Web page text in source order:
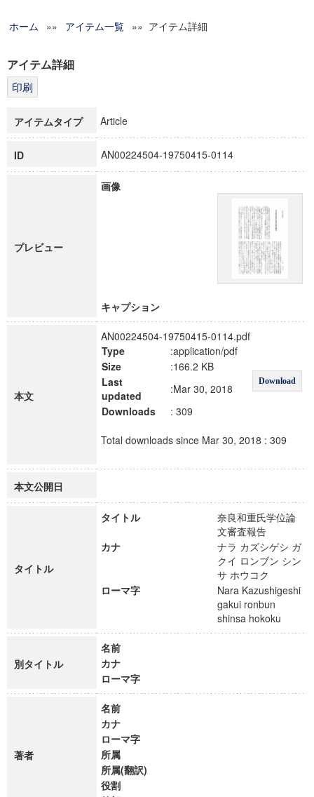
グローバルリサーチインスティテュート
科学研究費補助金研究成果報告書
博士課程教育リーディングプログラム「超成熟社会発展のサ
ホーム »» アイテム一覧 »» アイテム詳細
アイテム詳細
アイテムタイプ Article
ID AN00224504-19750415-0114
プレビュー
画像
キャプション
本文
AN00224504-19750415-0114.pdf
Type
:application/pdf
Download
Size
:166.2 KB
Last
updated
:Mar 30, 2018
Downloads
: 309
Total downloads since Mar 30, 2018 : 309
本文公開日
タイトル
タイトル
奈良和重氏学位論
文審査報告
カナ
ナラ カズシゲシ ガ
クイ ロンブン シン
サ ホウコク
ローマ字
Nara Kazushigeshi
gakui ronbun
shinsa hokoku
別タイトル
名前
カナ
ローマ字
著者
名前
カナ
ローマ字
所属
所属(翻訳)
役割